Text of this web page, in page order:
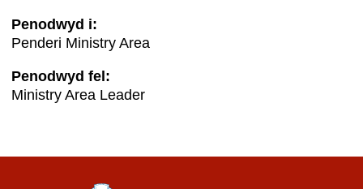
Penodwyd i:
Penderi Ministry Area
Penodwyd fel:
Ministry Area Leader